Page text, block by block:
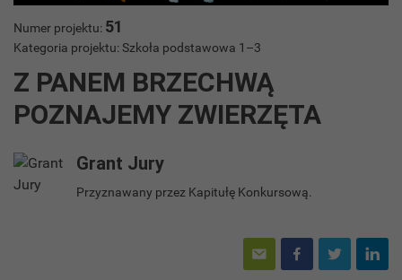
Numer projektu: 51
Kategoria projektu: Szkoła podstawowa 1–3
Z PANEM BRZECHWĄ
POZNAJEMY ZWIERZĘTA
Grant Jury
Przyznawany przez Kapitułę Konkursową.